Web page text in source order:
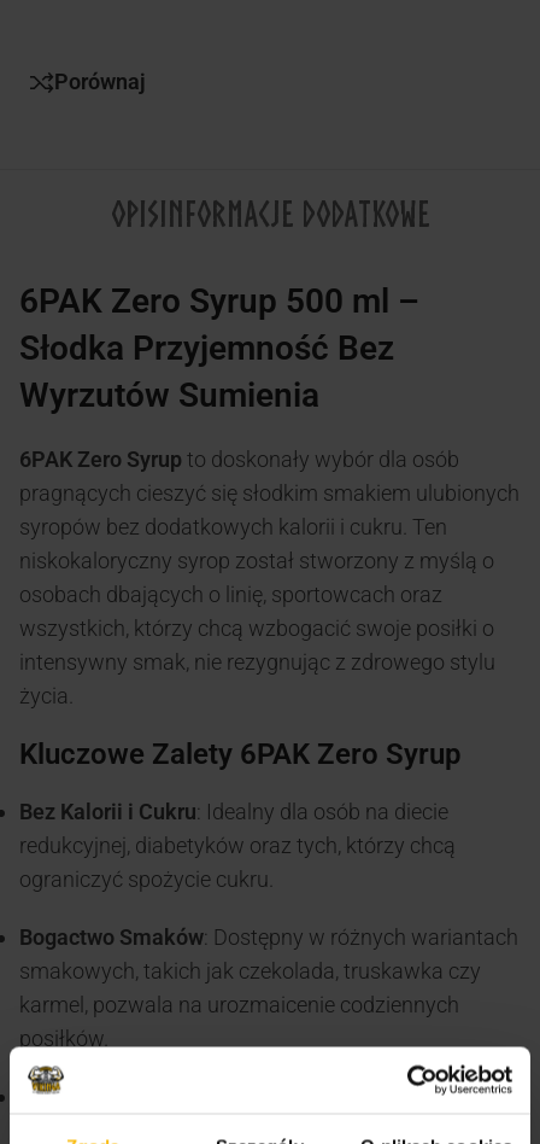
Porównaj
OPISINFORMACJE DODATKOWE
6PAK Zero Syrup 500 ml –
Słodka Przyjemność Bez
Wyrzutów Sumienia
6PAK Zero Syrup to doskonały wybór dla osób
pragnących cieszyć się słodkim smakiem ulubionych
syropów bez dodatkowych kalorii i cukru. Ten
niskokaloryczny syrop został stworzony z myślą o
osobach dbających o linię, sportowcach oraz
wszystkich, którzy chcą wzbogacić swoje posiłki o
intensywny smak, nie rezygnując z zdrowego stylu
życia.
Kluczowe Zalety 6PAK Zero Syrup
Bez Kalorii i Cukru: Idealny dla osób na diecie
redukcyjnej, diabetyków oraz tych, którzy chcą
ograniczyć spożycie cukru.
Bogactwo Smaków: Dostępny w różnych wariantach
smakowych, takich jak czekolada, truskawka czy
karmel, pozwala na urozmaicenie codziennych
posiłków.
Wszechstronność Zastosowania